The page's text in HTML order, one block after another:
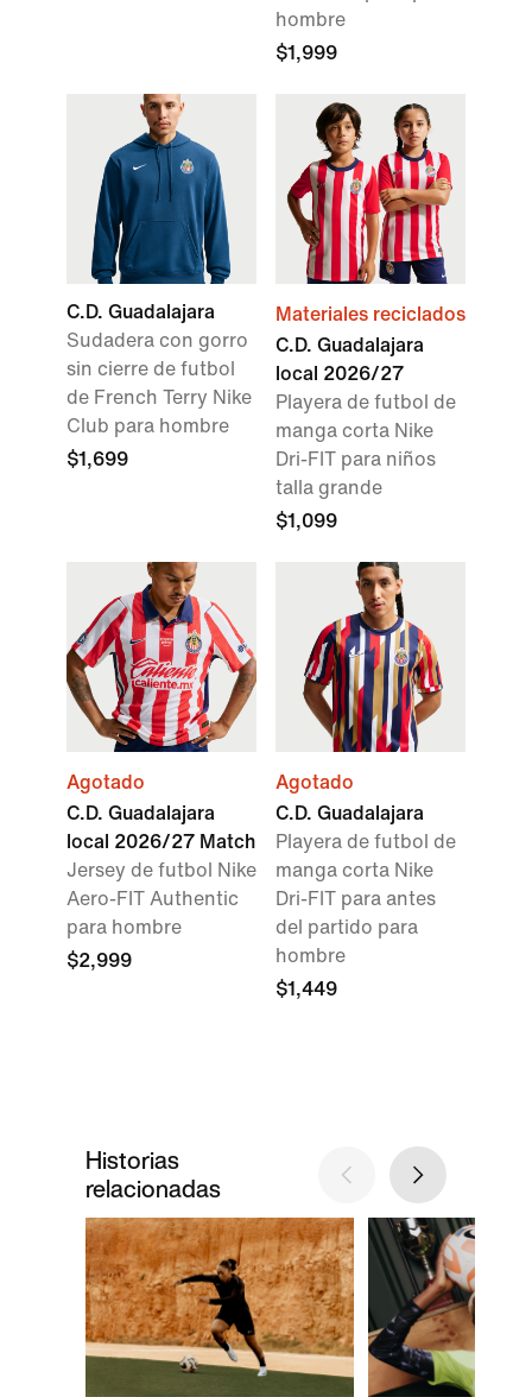
hombre
$1,999
C.D. Guadalajara
Sudadera con gorro
sin cierre de futbol
de French Terry Nike
Club para hombre
$1,699
Materiales reciclados
C.D. Guadalajara
local 2026/27
Playera de futbol de
manga corta Nike
Dri-FIT para niños
talla grande
$1,099
Agotado
C.D. Guadalajara
local 2026/27 Match
Jersey de futbol Nike
Aero-FIT Authentic
para hombre
$2,999
Agotado
C.D. Guadalajara
Playera de futbol de
manga corta Nike
Dri-FIT para antes
del partido para
hombre
$1,449
Historias
relacionadas